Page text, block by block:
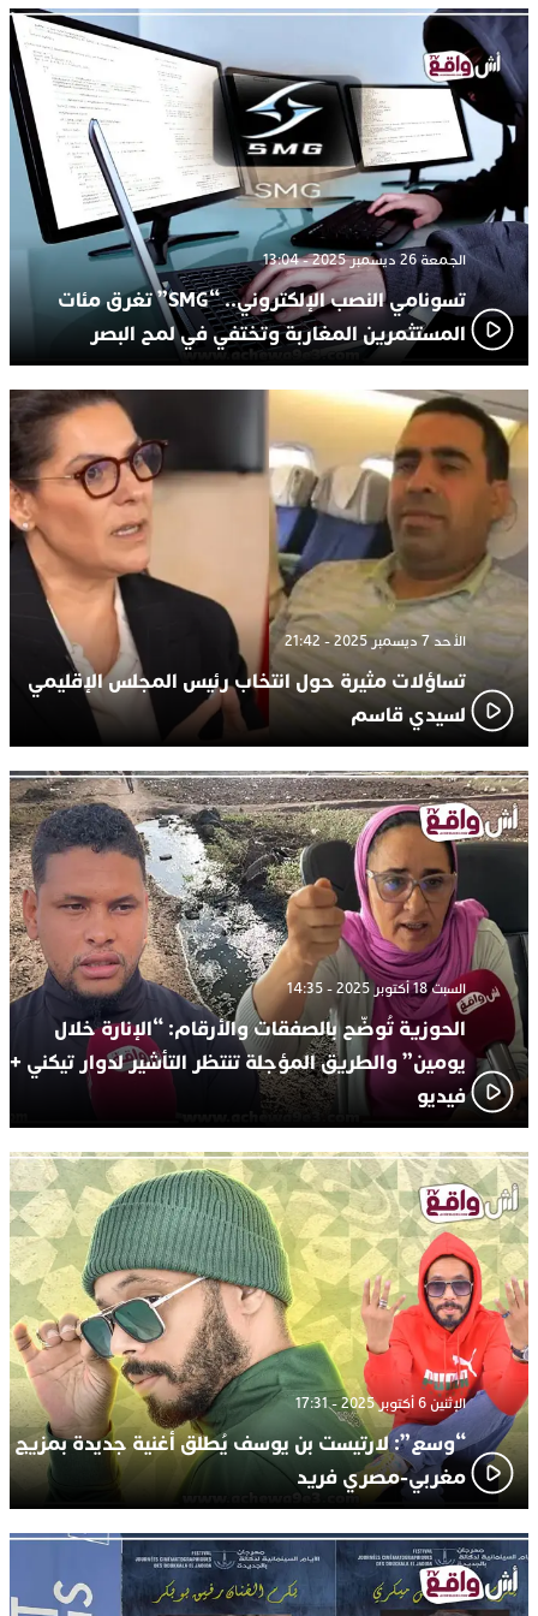
الجمعة 26 ديسمبر 2025 - 13:04
تسونامي النصب الإلكتروني.. “SMG” تغرق مئات
المستثمرين المغاربة وتختفي في لمح البصر
الأحد 7 ديسمبر 2025 - 21:42
تساؤلات مثيرة حول انتخاب رئيس المجلس الإقليمي
لسيدي قاسم
السبت 18 أكتوبر 2025 - 14:35
الحوزية تُوضّح بالصفقات والأرقام: “الإنارة خلال
يومين” والطريق المؤجلة تنتظر التأشير لدوار تيكني +
فيديو
الإثنين 6 أكتوبر 2025 - 17:31
“وسع”: لارتيست بن يوسف يُطلق أغنية جديدة بمزيج
مغربي-مصري فريد